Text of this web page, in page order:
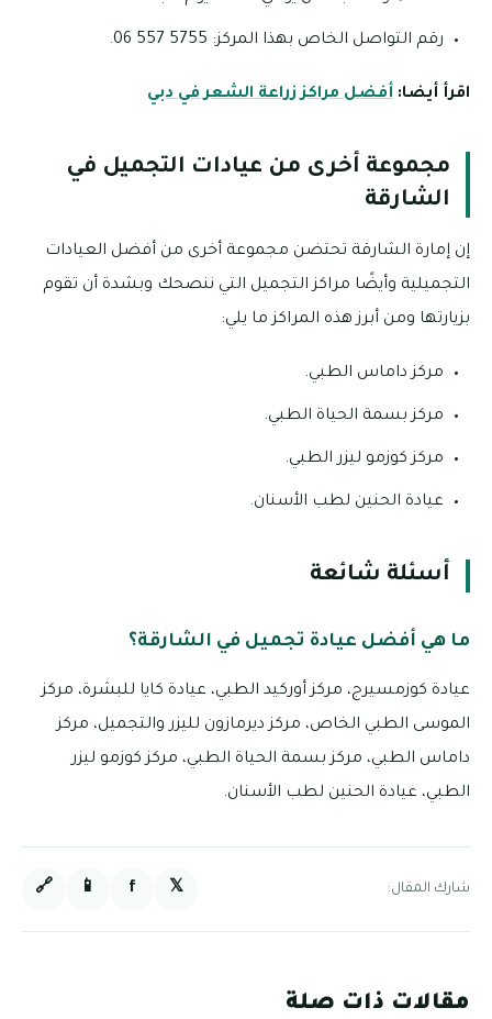
رقم التواصل الخاص بهذا المركز: 5755 557 06.
اقرأ أيضا: أفضل مراكز زراعة الشعر في دبي
مجموعة أخرى من عيادات التجميل في
الشارقة
إن إمارة الشارقة تحتضن مجموعة أخرى من أفضل العيادات
التجميلية وأيضًا مراكز التجميل التي ننصحك وبشدة أن تقوم
بزيارتها ومن أبرز هذه المراكز ما يلي:
مركز داماس الطبي.
مركز بسمة الحياة الطبي.
مركز كوزمو ليزر الطبي.
عيادة الحنين لطب الأسنان.
أسئلة شائعة
ما هي أفضل عيادة تجميل في الشارقة؟
عيادة كوزمسيرج، مركز أوركيد الطبي، عيادة كايا للبشرة، مركز
الموسى الطبي الخاص، مركز ديرمازون لليزر والتجميل، مركز
داماس الطبي، مركز بسمة الحياة الطبي، مركز كوزمو ليزر
الطبي، عيادة الحنين لطب الأسنان.
شارك المقال: 𝕏
f
📱
🔗
مقالات ذات صلة